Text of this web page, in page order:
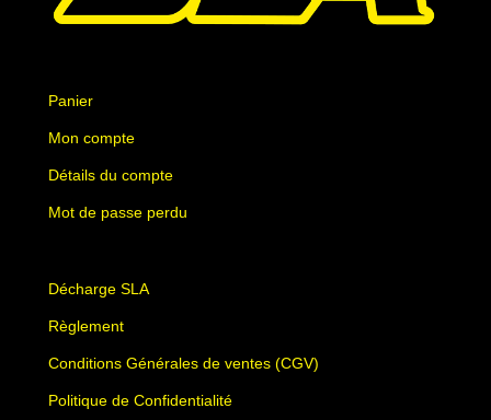
Panier
Mon compte
Détails du compte
Mot de passe perdu
Décharge SLA
Règlement
Conditions Générales de ventes (CGV)
Politique de Confidentialité